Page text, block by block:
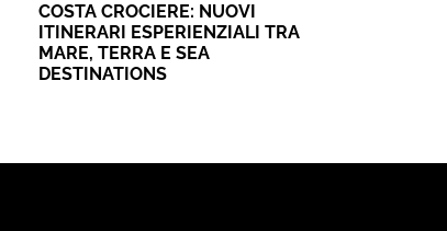
COSTA CROCIERE: NUOVI
ITINERARI ESPERIENZIALI TRA
MARE, TERRA E SEA
DESTINATIONS